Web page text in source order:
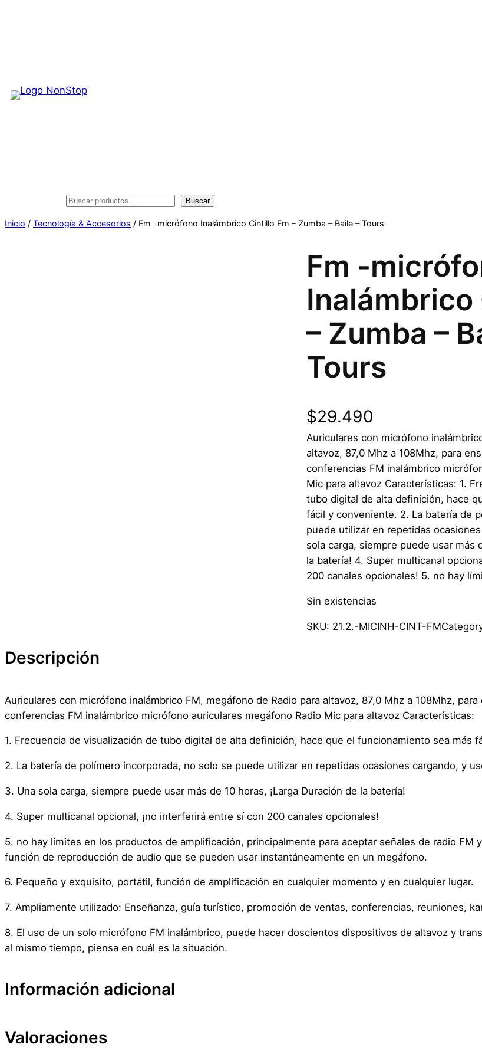
Buscar Buscar
Inicio / Tecnología & Accesorios / Fm -micrófono Inalámbrico Cintillo Fm – Zumba – Baile – Tours
Fm -
Inalámbrico
– Zumba –
Tours
$29.490
Auriculares con micrófono
altavoz, 87,0 Mhz a 108Mhz, para
conferencias FM inalámbrico
Mic para altavoz Características: 1.
tubo digital de alta definición, hace
fácil y conveniente. 2. La batería de
puede utilizar en repetidas
sola carga, siempre puede usar más
la batería! 4. Super multicanal
200 canales opcionales! 5. no hay
Sin existencias
SKU: 21.2.-MICINH-CINT-FM
Descripción
Auriculares con micrófono inalámbrico FM, megáfono de Radio para altavoz, 87,0 Mhz a 108Mhz,
conferencias FM inalámbrico micrófono auriculares megáfono Radio Mic para altavoz Características:
1. Frecuencia de visualización de tubo digital de alta definición, hace que el funcionamiento sea más
2. La batería de polímero incorporada, no solo se puede utilizar en repetidas ocasiones cargando, y
3. Una sola carga, siempre puede usar más de 10 horas, ¡Larga Duración de la batería!
4. Super multicanal opcional, ¡no interferirá entre sí con 200 canales opcionales!
5. no hay límites en los productos de amplificación, principalmente para aceptar señales de radio FM
función de reproducción de audio que se pueden usar instantáneamente en un megáfono.
6. Pequeño y exquisito, portátil, función de amplificación en cualquier momento y en cualquier lugar.
7. Ampliamente utilizado: Enseñanza, guía turístico, promoción de ventas, conferencias, reuniones,
8. El uso de un solo micrófono FM inalámbrico, puede hacer doscientos dispositivos de altavoz y
al mismo tiempo, piensa en cuál es la situación.
Información adicional
Atributos Valor
Valoraciones